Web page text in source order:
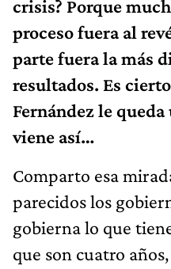
crisis? Porque
proceso fuera al
parte fuera la más
resultados. Es
Fernández le
viene así…
Comparto esa
parecidos los
gobierna lo que
que son cuatro